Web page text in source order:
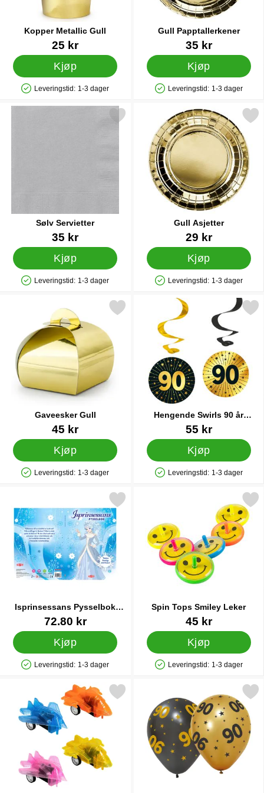
Kopper Metallic Gull
Varenummer 19638
25 kr
Kjøp
Produkttilgjengelighet: På lager
Leveringstid: 1-3 dager
Gull Papptallerkener
Varenummer 20468
35 kr
Kjøp
Produkttilgjengelighet: På lager
Leveringstid: 1-3 dager
Sølv Servietter
Varenummer 5385
35 kr
Kjøp
Produkttilgjengelighet: På lager
Leveringstid: 1-3 dager
Merk sølv Servietter som favoritt
Gull Asjetter
Varenummer 20467
29 kr
Kjøp
Produkttilgjengelighet: På lager
Leveringstid: 1-3 dager
Merk gull Asjetter
Gaveesker Gull
Varenummer 21590
45 kr
Kjøp
Produkttilgjengelighet: På lager
Leveringstid: 1-3 dager
Merk gaveesker Gull som favoritt
Hengende Swirls 90 år
Gull/Svart 4-pakning
Varenummer 89328
55 kr
Kjøp
Produkttilgjengelighet: På lager
Leveringstid: 1-3 dager
Merk hengende Swirls 90 år
Isprinsessans Pysselbok
Aktivitetsbok
Varenummer 31284
72.80 kr
Kjøp
Produkttilgjengelighet: På lager
Leveringstid: 1-3 dager
isprinsessans Pysselbok Aktivitetsbok som favoritt
Spin Tops Smiley Leker
Varenummer 34160
45 kr
Kjøp
Produkttilgjengelighet: På lager
Leveringstid: 1-3 dager
Merk spin Tops Smiley
Merk pull Back Fly Sett som favoritt
Merk latexballonger med Stjerner &